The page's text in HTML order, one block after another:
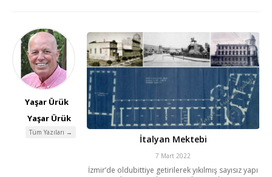
Yaşar Ürük
Yaşar Ürük
Tüm Yazıları →
İtalyan Mektebi
7 Mart 2022
İzmir’de oldubittiye getirilerek yıkılmış sayısız yapı